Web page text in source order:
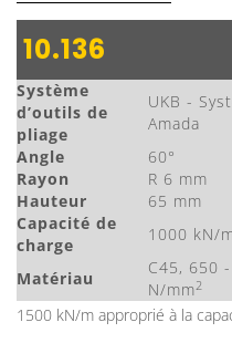
10.136
Système
d’outils de
pliage
UKB -
Amada
Angle
60°
Rayon
R 6 mm
Hauteur
65 mm
Capacité de
charge
1000 kN/
Matériau
C45, 650
N/mm2
1500 kN/m approprié à la